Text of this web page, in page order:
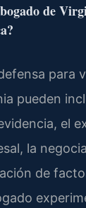
de
para
pueden
el
la
de